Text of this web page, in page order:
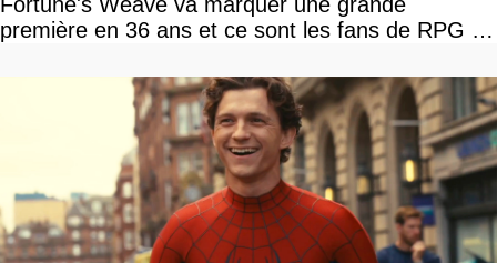
première en 36 ans et ce sont les fans de RPG en